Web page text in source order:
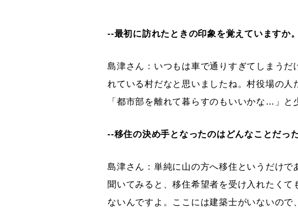
--最初に訪れたときの印象を覚えていますか。
島津さん：いつもは車で通りすぎてしまう
れている村だなと思いましたね。村役場の
「都市部を離れて暮らすのもいいかな…」と
--移住の決め手となったのはどんなことだっ
島津さん：単純に山の方へ移住というだけ
聞いてみると、移住希望者を受け入れたく
ないんですよ。ここには建築士がいないの